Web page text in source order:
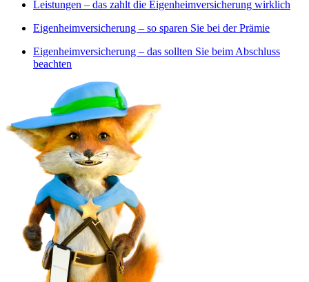
Leistungen – das zahlt die Eigenheimversicherung wirklich
Eigenheimversicherung – so sparen Sie bei der Prämie
Eigenheimversicherung – das sollten Sie beim Abschluss
beachten